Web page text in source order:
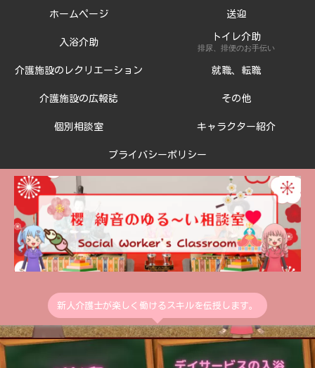
新人介護士が楽しく働けるスキルを伝授します。
ホームページ 送迎
入浴介助
トイレ介助
排尿、排便のお手伝い
介護施設のレクリエーション 就職、転職
介護施設の広報誌 その他
個別相談室 キャラクター紹介
プライバシーポリシー